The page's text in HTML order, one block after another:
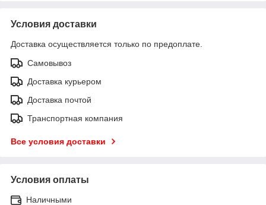
Условия доставки
Доставка осуществляется только по предоплате.
Самовывоз
Доставка курьером
Доставка почтой
Транспортная компания
Все условия доставки
Условия оплаты
Наличными